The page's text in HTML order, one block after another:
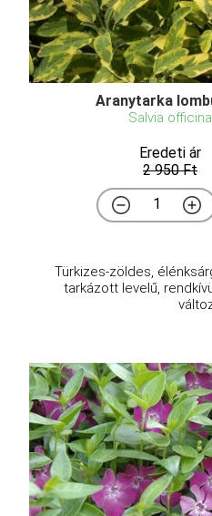
Aranytarka
Salvia
Eredeti ár
2 950 Ft
Türkizes-zöldes,
tarkázott levelű,